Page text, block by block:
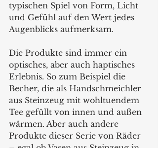
typischen Spiel von Form, Licht
und Gefühl auf den Wert jedes
Augenblicks aufmerksam.
Die Produkte sind immer ein
optisches, aber auch haptisches
Erlebnis. So zum Beispiel die
Becher, die als Handschmeichler
aus Steinzeug mit wohltuendem
Tee gefüllt von innen und außen
wärmen. Aber auch andere
Produkte dieser Serie von Räder